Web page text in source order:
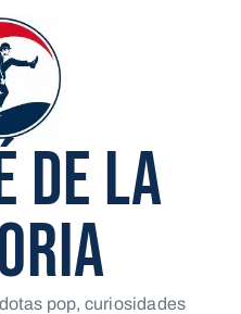
DE LA
pop, curiosidades